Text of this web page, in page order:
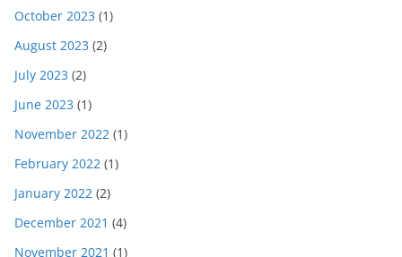
October 2023 (1)
August 2023 (2)
July 2023 (2)
June 2023 (1)
November 2022 (1)
February 2022 (1)
January 2022 (2)
December 2021 (4)
November 2021 (1)